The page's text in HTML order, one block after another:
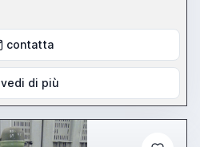
contatta
vedi di più